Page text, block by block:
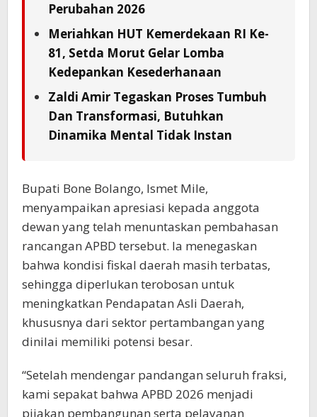
Perubahan 2026
Meriahkan HUT Kemerdekaan RI Ke-
81, Setda Morut Gelar Lomba
Kedepankan Kesederhanaan
Zaldi Amir Tegaskan Proses Tumbuh
Dan Transformasi, Butuhkan
Dinamika Mental Tidak Instan
Bupati Bone Bolango, Ismet Mile,
menyampaikan apresiasi kepada anggota
dewan yang telah menuntaskan pembahasan
rancangan APBD tersebut. Ia menegaskan
bahwa kondisi fiskal daerah masih terbatas,
sehingga diperlukan terobosan untuk
meningkatkan Pendapatan Asli Daerah,
khususnya dari sektor pertambangan yang
dinilai memiliki potensi besar.
“Setelah mendengar pandangan seluruh fraksi,
kami sepakat bahwa APBD 2026 menjadi
pijakan pembangunan serta pelayanan